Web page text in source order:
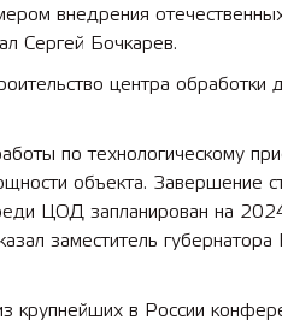
внедрения
Сергей Бочкарев.
центра обработки
по технологическому
объекта. Завершение
ЦОД запланирован на
заместитель губернатора
в России